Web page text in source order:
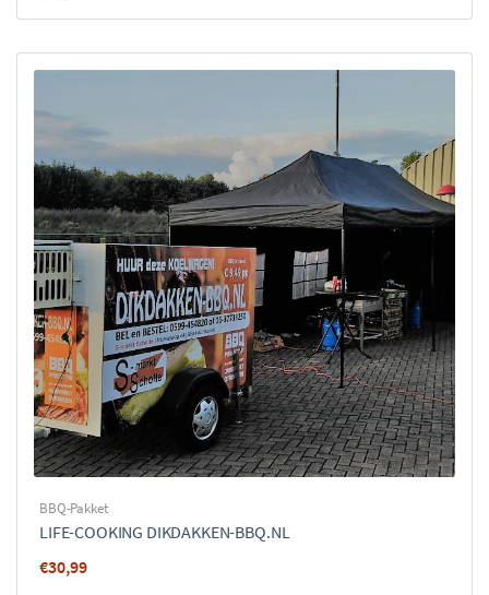
BBQ-Pakket
LIFE-COOKING DIKDAKKEN-BBQ.NL
€30,99